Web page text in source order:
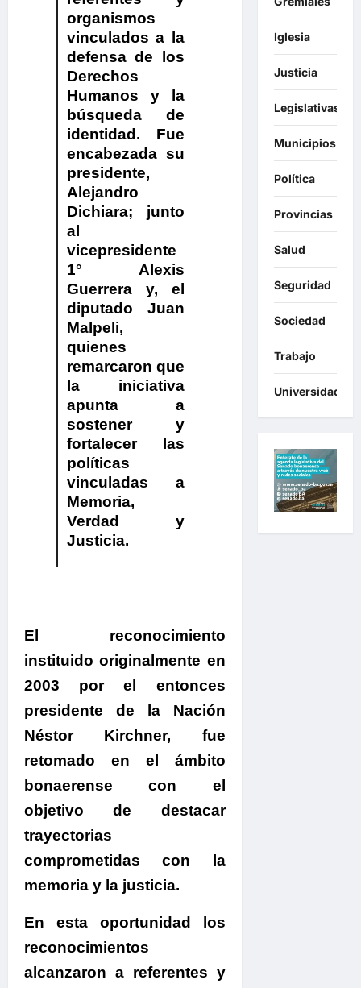
organismos
vinculados a la
defensa de los
Derechos
Humanos y la
búsqueda de
identidad. Fue
encabezada su
presidente,
Alejandro
Dichiara; junto
al
vicepresidente
1° Alexis
Guerrera y, el
diputado Juan
Malpeli,
quienes
remarcaron que
la iniciativa
apunta a
sostener y
fortalecer las
políticas
vinculadas a
Memoria,
Verdad y
Justicia.
El reconocimiento
instituido originalmente en
2003 por el entonces
presidente de la Nación
Néstor Kirchner, fue
retomado en el ámbito
bonaerense con el
objetivo de destacar
trayectorias
comprometidas con la
memoria y la justicia.
En esta oportunidad los
reconocimientos
alcanzaron a referentes y
Iglesia
Justicia
Legislativas
Municipios
Política
Provincias
Salud
Seguridad
Sociedad
Trabajo
Universidades